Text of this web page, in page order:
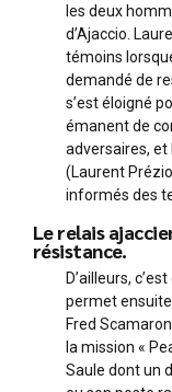
les deux
d’Ajaccio.
témoins
demandé de
s’est éloigné
émanent de
adversaires,
(Laurent
informés des
Le relais
résistance.
D’ailleurs,
permet ensuite
Fred
la mission «
Saule dont un